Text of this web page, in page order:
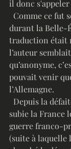
il donc s'appeler
durant la Belle-
traduction était
l’auteur
qu’anonyme,
pouvait venir
l’Allemagne.
subie la France
guerre franco-
(suite à laquelle